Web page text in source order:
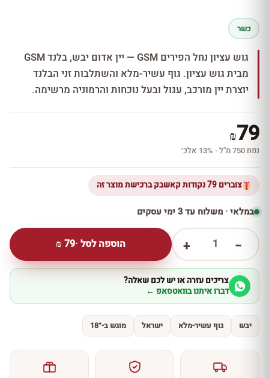
כשר
גוש עציון נחל הפירים GSM — יין אדום יבש, בלנד GSM
מבית גוש עציון. גוף עשיר-מלא והשתלבות זני הבלנד
יוצרת יין מורכב, עגול ובעל נוכחות והרמוניה מרשימה.
₪79
נפח 750 מ''ל · 13% אלכ׳
צוברים 79 נקודות קאשבק ברכישת מוצר זה
במלאי · משלוח עד 3 ימי עסקים
−
1
+ הוספה לסל ·79
₪
צריכים עזרה או יש לכם שאלה?
דברו איתנו בוואטסאפ ←
יבש גוף עשיר-מלא ישראל מוגש ב-18°